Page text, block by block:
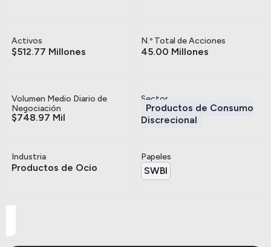
Activos
$512.77 Millones
N.º Total de Acciones
45.00 Millones
Volumen Medio Diario de
Negociación
$748.97 Mil
Sector
Productos de Consumo
Discrecional
Industria
Productos de Ocio
Papeles
SWBI